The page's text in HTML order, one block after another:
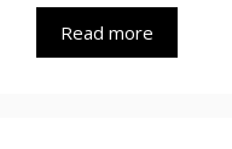
Read more